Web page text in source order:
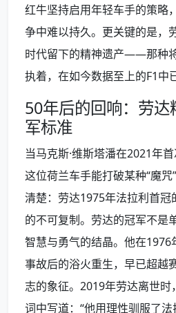
红牛坚持启用年轻车手的策略
争中难以持久。更关键的是，
时代留下的精神遗产——那种
执着，在如今数据至上的F1中
50年后的回响：劳
军标准
当马克斯·维斯塔潘在2021年
这位荷兰车手能打破某种“魔
清楚：劳达1975年法拉利首冠
的不可复制。劳达的冠军不是
智慧与勇气的结晶。他在1976
事故后的浴火重生，早已超越
志的象征。2019年劳达离世
词中写道：“他用理性驯服了